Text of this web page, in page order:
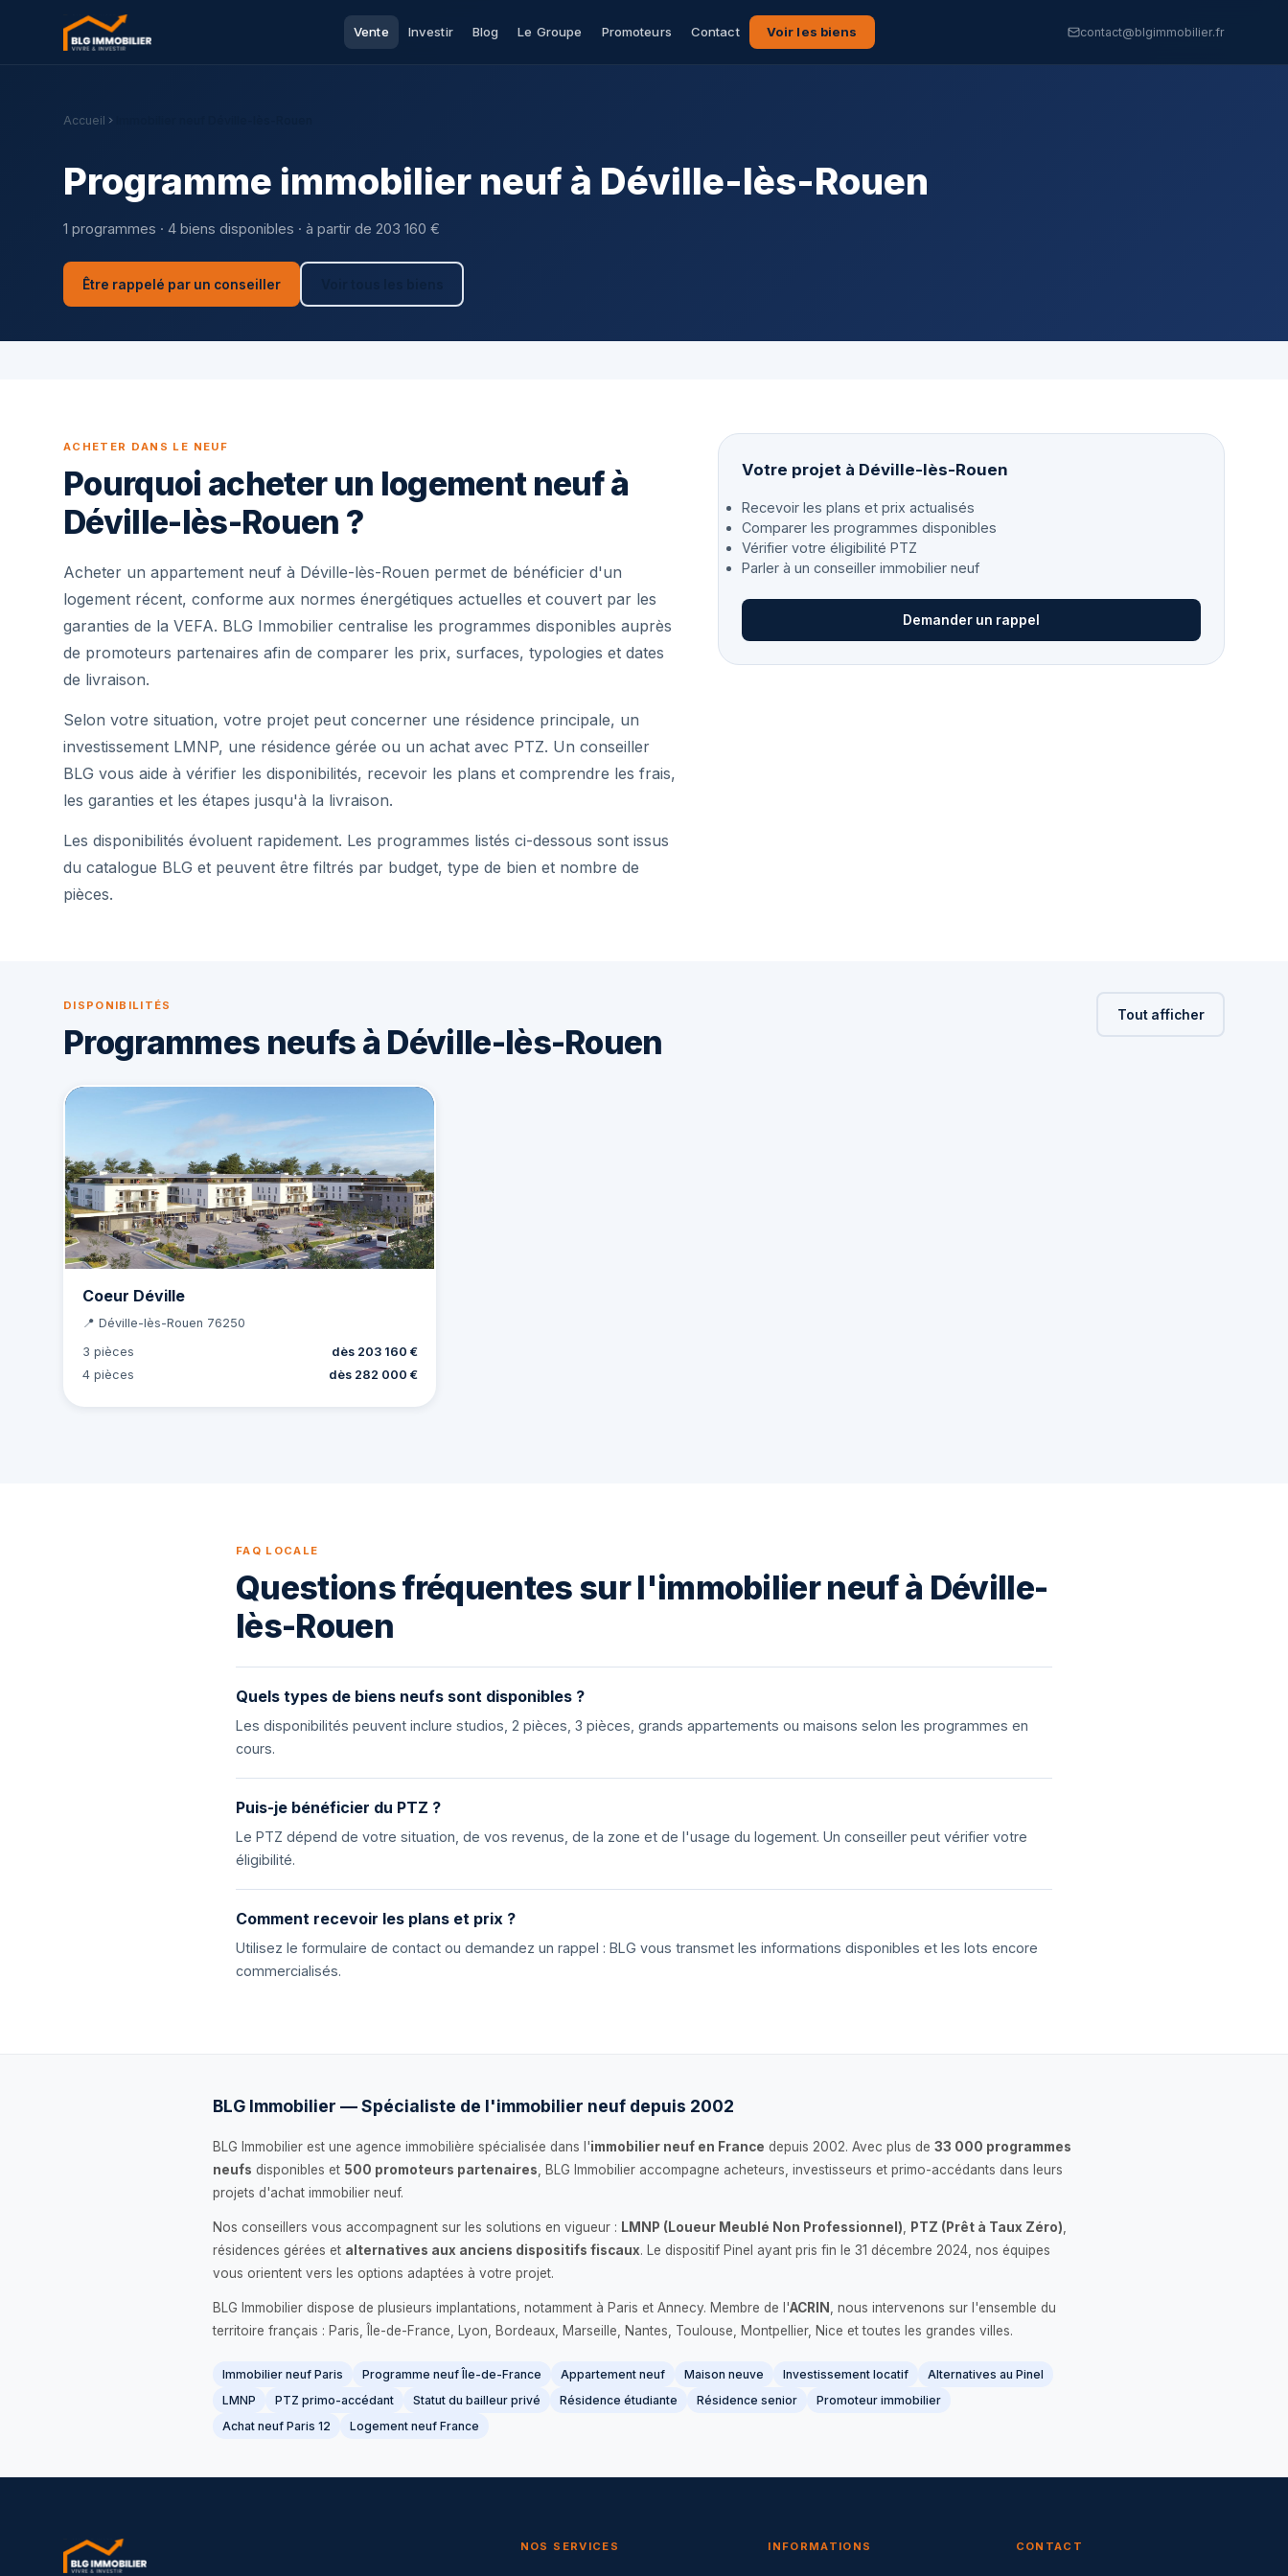
Vente Investir Blog Le Groupe Promoteurs Contact Voir les biens contact@blgimmobilier.fr
Accueil
Programme immobilier neuf à Déville-lès-Rouen
1 programmes · 4 biens disponibles · à partir de 203 160 €
Être rappelé par un conseiller
ACHETER DANS LE NEUF
Pourquoi acheter un logement neuf à
Déville-lès-Rouen ?
Acheter un appartement neuf à Déville-lès-Rouen permet de bénéficier d'un
logement récent, conforme aux normes énergétiques actuelles et couvert par les
garanties de la VEFA. BLG Immobilier centralise les programmes disponibles auprès
de promoteurs partenaires afin de comparer les prix, surfaces, typologies et dates
de livraison.
Selon votre situation, votre projet peut concerner une résidence principale, un
investissement LMNP, une résidence gérée ou un achat avec PTZ. Un conseiller
BLG vous aide à vérifier les disponibilités, recevoir les plans et comprendre les frais,
les garanties et les étapes jusqu'à la livraison.
Les disponibilités évoluent rapidement. Les programmes listés ci-dessous sont issus
du catalogue BLG et peuvent être filtrés par budget, type de bien et nombre de
pièces.
Votre projet à Déville-lès-Rouen
Recevoir les plans et prix actualisés
Comparer les programmes disponibles
Vérifier votre éligibilité PTZ
Parler à un conseiller immobilier neuf
Demander un rappel
DISPONIBILITÉS
Programmes neufs à Déville-lès-Rouen
Tout afficher
Coeur Déville
📍 Déville-lès-Rouen 76250
3 pièces
dès 203 160 €
4 pièces
dès 282 000 €
FAQ LOCALE
Questions fréquentes sur l'immobilier neuf à Déville-
lès-Rouen
Quels types de biens neufs sont disponibles ?
Les disponibilités peuvent inclure studios, 2 pièces, 3 pièces, grands appartements ou maisons selon les programmes en
cours.
Puis-je bénéficier du PTZ ?
Le PTZ dépend de votre situation, de vos revenus, de la zone et de l'usage du logement. Un conseiller peut vérifier votre
éligibilité.
Comment recevoir les plans et prix ?
Utilisez le formulaire de contact ou demandez un rappel : BLG vous transmet les informations disponibles et les lots encore
commercialisés.
BLG Immobilier — Spécialiste de l'immobilier neuf depuis 2002
BLG Immobilier est une agence immobilière spécialisée dans l'immobilier neuf en France depuis 2002. Avec plus de 33 000 programmes
neufs disponibles et 500 promoteurs partenaires , BLG Immobilier accompagne acheteurs, investisseurs et primo-accédants dans leurs
projets d'achat immobilier neuf.
Nos conseillers vous accompagnent sur les solutions en vigueur : LMNP (Loueur Meublé Non Professionnel) PTZ (Prêt à Taux Zéro)
résidences gérées et alternatives aux anciens dispositifs fiscaux. Le dispositif Pinel ayant pris fin le 31 décembre 2024, nos équipes
vous orientent vers les options adaptées à votre projet.
BLG Immobilier dispose de plusieurs implantations, notamment à Paris et Annecy. Membre de l'ACRIN
, nous intervenons sur l'ensemble du
territoire français : Paris, Île-de-France, Lyon, Bordeaux, Marseille, Nantes, Toulouse, Montpellier, Nice et toutes les grandes villes.
Immobilier neuf Paris Programme neuf Île-de-France Appartement neuf Maison neuve Investissement locatif
Alternatives au Pinel
LMNP
PTZ primo-accédant Statut du bailleur privé Résidence étudiante Résidence senior
Promoteur immobilier
Achat neuf Paris 12
Logement neuf France
NOS SERVICES INFORMATIONS CONTACT